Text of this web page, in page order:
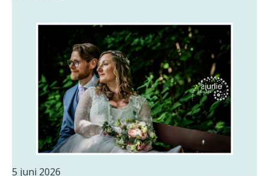
5 juni 2026